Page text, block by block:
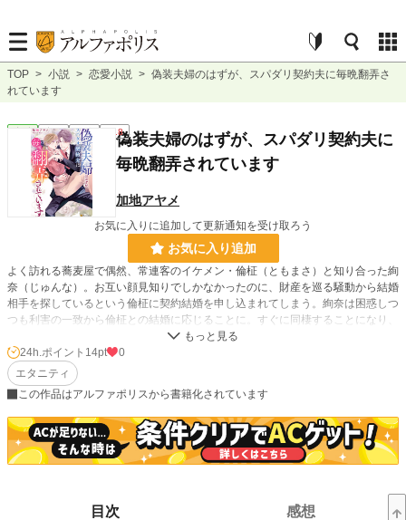
TOP > 小説 > 恋愛小説 > 偽装夫婦のはずが、スパダリ契約夫に毎晩翻弄さ
れています
完結 長編 R18偽装夫婦のはずが、スパダリ契約夫に
毎晩翻弄されています
加地アヤメ
お気に入りに追加して更新通知を受け取ろう
お気に入り追加
よく訪れる蕎麦屋で偶然、常連客のイケメン・倫柾（ともまさ）と知り合った絢
奈（じゅんな）。お互い顔見知りでしかなかったのに、財産を巡る騒動から結婚
相手を探しているという倫柾に契約結婚を申し込まれてしまう。絢奈は困惑しつ
つも利害の一致から倫柾との結婚に応じることに。すぐに同棲することになり、
次々とトラブルに見舞われるうちに二人の気持ちは少しずつ変化し始めて……
「このまま一生離さないから、覚悟して」クールな御曹司の意外な素顔に絆され
る、じれきゅん甘々ラブストーリー！
恋愛 12,870 位 / 66,374 件
24h.ポイント 14pt
0
エタニティ
この作品はアルファポリスから書籍化されています
目次 感想